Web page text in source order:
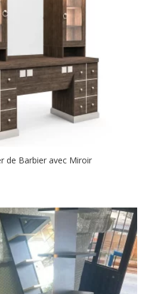
de Barbier avec Miroir